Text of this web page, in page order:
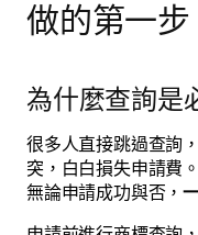
做的第一步
為什麼查詢是
很多人直接跳過查詢
突，白白損失申請費
無論申請成功與否，